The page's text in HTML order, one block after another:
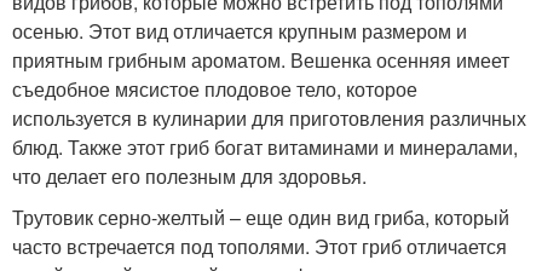
осенью. Этот вид отличается крупным размером и
приятным грибным ароматом. Вешенка осенняя имеет
съедобное мясистое плодовое тело, которое
используется в кулинарии для приготовления различных
блюд. Также этот гриб богат витаминами и минералами,
что делает его полезным для здоровья.
Трутовик серно-желтый – еще один вид гриба, который
часто встречается под тополями. Этот гриб отличается